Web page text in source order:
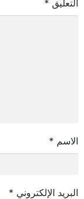
التعليق *
الاسم *
البريد الإلكتروني *